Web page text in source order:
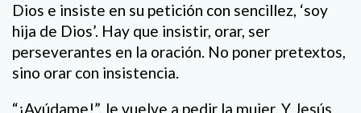
Dios e insiste en su petición con sencillez, ‘soy
hija de Dios’. Hay que insistir, orar, ser
perseverantes en la oración. No poner pretextos,
sino orar con insistencia.
“¡Ayúdame!”, le vuelve a pedir la mujer. Y Jesús